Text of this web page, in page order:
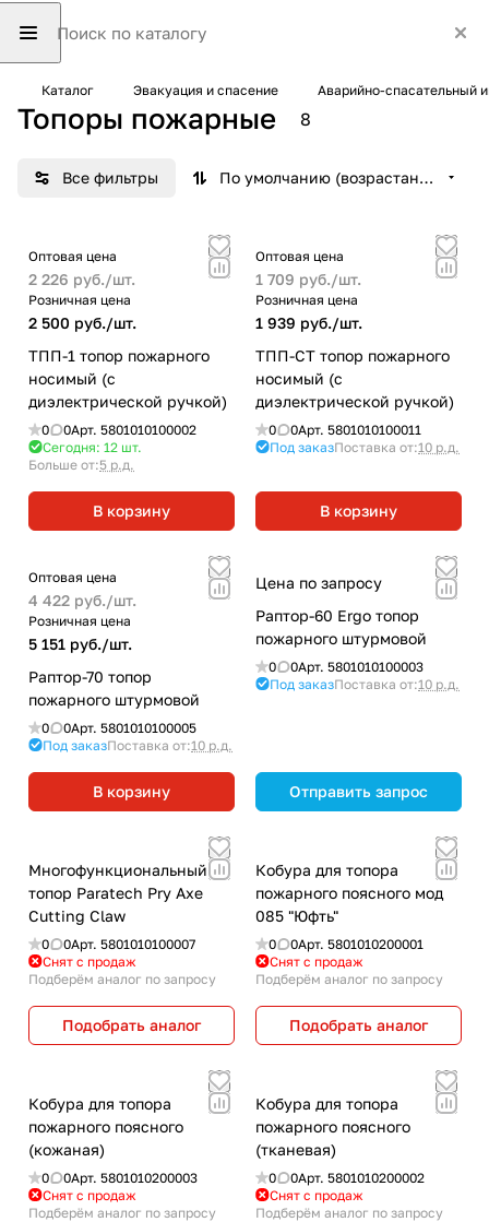
Каталог Эвакуация и спасение Аварийно-спасательный
Топоры пожарные 8
Все фильтры По умолчанию (возрастание)
Оптовая цена
2 226 руб./шт.
Розничная цена
2 500 руб./шт.
ТПП-1 топор пожарного
носимый (с
диэлектрической ручкой)
0 0Арт. 5801010100002
Сегодня: 12 шт.
Больше от:5 р.д.
В корзину
Оптовая цена
1 709 руб./шт.
Розничная цена
1 939 руб./шт.
ТПП-СТ топор пожарного
носимый (с
диэлектрической ручкой)
0 0Арт. 5801010100011
Под заказПоставка от:10 р.д.
В корзину
Оптовая цена
4 422 руб./шт.
Розничная цена
5 151 руб./шт.
Раптор-70 топор
пожарного штурмовой
0 0Арт. 5801010100005
Под заказПоставка от:10 р.д.
В корзину
Цена по запросу
Раптор-60 Ergo топор
пожарного штурмовой
0 0Арт. 5801010100003
Под заказПоставка от:10 р.д.
Отправить запрос
Многофункциональный
топор Paratech Pry Axe
Cutting Claw
0 0Арт. 5801010100007
Снят с продаж
Подберём аналог по запросу
Подобрать аналог
Кобура для топора
пожарного поясного мод
085 "Юфть"
0 0Арт. 5801010200001
Снят с продаж
Подберём аналог по запросу
Подобрать аналог
Кобура для топора
пожарного поясного
(кожаная)
0 0Арт. 5801010200003
Снят с продаж
Подберём аналог по запросу
Кобура для топора
пожарного поясного
(тканевая)
0 0Арт. 5801010200002
Снят с продаж
Подберём аналог по запросу